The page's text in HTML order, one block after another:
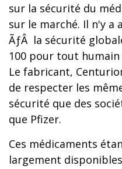
sur la sécurité du
sur le marché. Il n'y a
ÃƒÂ la sécurité
100 pour tout
Le fabricant,
de respecter les
sécurité que des
que Pfizer.
Ces médicaments
largement